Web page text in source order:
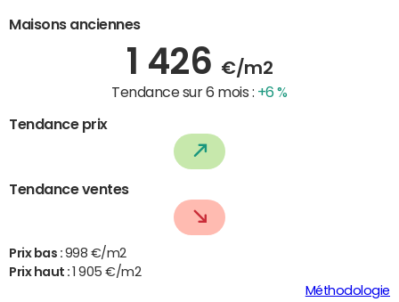
Maisons anciennes
1 426 €/m2
Tendance sur 6 mois : +6 %
Tendance prix
Tendance ventes
Prix bas : 998 €/m2
Prix haut :
1 905 €/m2
Méthodologie